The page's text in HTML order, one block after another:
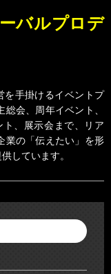
バルプロデ
を手掛けるイベントプ
会、周年イベント、
、展示会まで、リア
業の「伝えたい」を形
しています。